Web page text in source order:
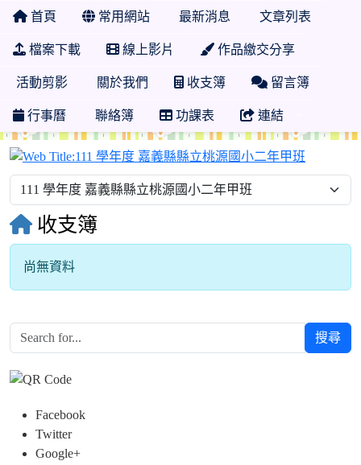
首頁 常用網站 最新消息 文章列表
檔案下載 線上影片 作品繳交分享
活動剪影 關於我們 收支簿 留言簿
行事曆 聯絡簿 功課表 連結
收支簿
尚無資料
搜尋
Facebook
Twitter
Google+